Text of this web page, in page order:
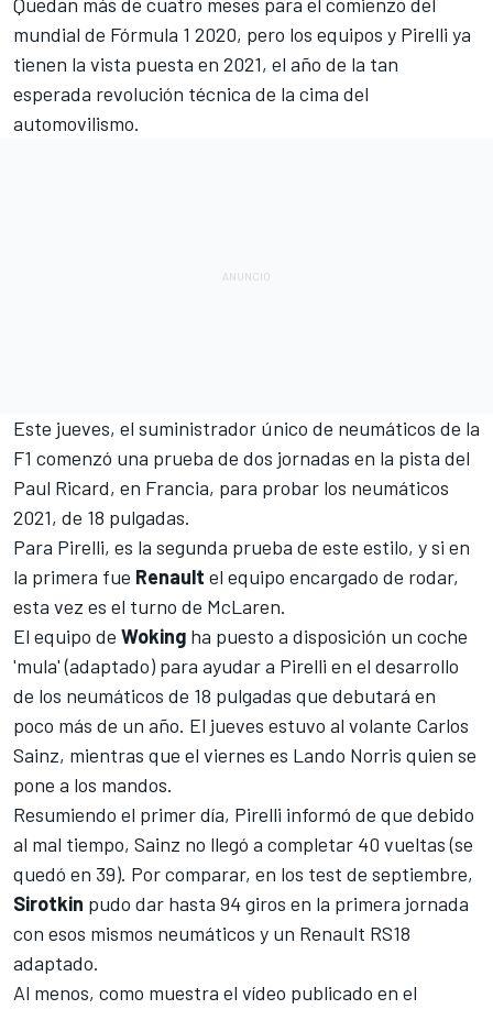
mundial de Fórmula 1 2020, pero los equipos y Pirelli ya
tienen la vista puesta en 2021, el año de la tan
esperada revolución técnica de la cima del
automovilismo.
Este jueves, el suministrador único de neumáticos de la
F1 comenzó una prueba de dos jornadas en la pista del
Paul Ricard, en Francia, para probar los neumáticos
2021, de 18 pulgadas.
Para Pirelli, es la segunda prueba de este estilo, y si en
la primera fue Renault el equipo encargado de rodar,
esta vez es el turno de McLaren.
El equipo de Woking ha puesto a disposición un coche
'mula' (adaptado) para ayudar a Pirelli en el desarrollo
de los neumáticos de 18 pulgadas que debutará en
poco más de un año. El jueves estuvo al volante Carlos
Sainz, mientras que el viernes es Lando Norris quien se
pone a los mandos.
Resumiendo el primer día, Pirelli informó de que debido
al mal tiempo, Sainz no llegó a completar 40 vueltas (se
quedó en 39). Por comparar, en los test de septiembre,
Sirotkin pudo dar hasta 94 giros en la primera jornada
con esos mismos neumáticos y un Renault RS18
adaptado.
Al menos, como muestra el vídeo publicado en el